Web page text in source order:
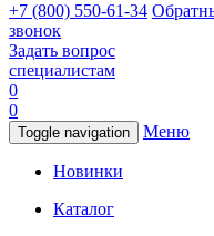
+7 (800) 550-61-34
звонок
Задать вопрос
специалистам
0
0
Toggle navigation Меню
Новинки
Каталог